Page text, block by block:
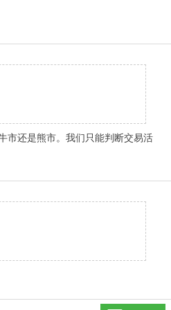
市还是熊市。我们只能判断交易活